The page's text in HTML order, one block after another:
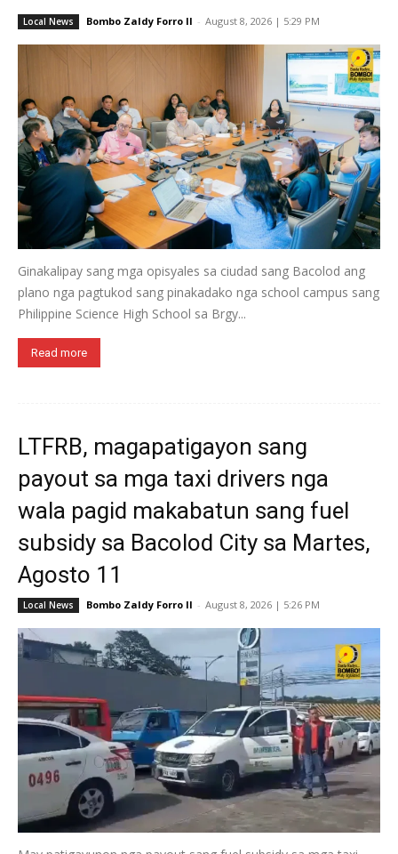
Local News Bombo Zaldy Forro II - August 8, 2026 | 5:29 PM
Ginakalipay sang mga opisyales sa ciudad sang Bacolod ang
plano nga pagtukod sang pinakadako nga school campus sang
Philippine Science High School sa Brgy...
Read more
LTFRB, magapatigayon sang
payout sa mga taxi drivers nga
wala pagid makabatun sang fuel
subsidy sa Bacolod City sa Martes,
Agosto 11
Local News Bombo Zaldy Forro II - August 8, 2026 | 5:26 PM